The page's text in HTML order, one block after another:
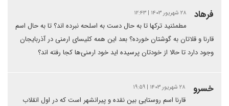
فرهاد ۲۸ شهریور ۱۴۰۳ | ۱۲:۴۳
مطمئنید ترکها تا به حال دست به اسلحه نبرده اند؟ تا به حال اسم
قارنا و قلاتان به گوشتان خورده؟ بعد این همه کلیسای ارمنی در آذربایجان
وجود دارد تا حالا از خودتان پرسیده اید خود ارمنی‌ها کجا رفته اند؟
خسرو ۲۸ شهریور ۱۴۰۳ | ۱۹:۵۹
قارنا اسم روستایی بین نقده و پیرانشهر است که در اول انقلاب